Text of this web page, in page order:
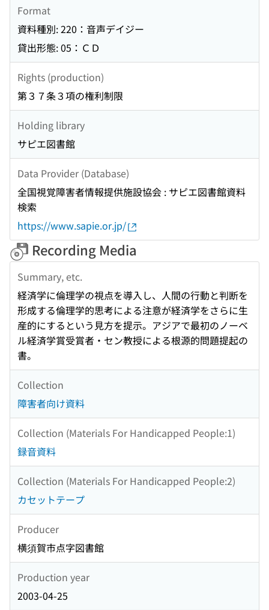
Format
資料種別: 220：音声デイジー
貸出形態: 05：ＣＤ
Rights (production)
第３７条３項の権利制限
Holding library
サピエ図書館
Data Provider (Database)
全国視覚障害者情報提供施設協会 : サピエ図書館資料
検索
https://www.sapie.or.jp/
Recording Media
Summary, etc.
経済学に倫理学の視点を導入し、人間の行動と判断を
形成する倫理学的思考による注意が経済学をさらに生
産的にするという見方を提示。アジアで最初のノーベ
ル経済学賞受賞者・セン教授による根源的問題提起の
書。
Collection
障害者向け資料
Collection (Materials For Handicapped People:1)
録音資料
Collection (Materials For Handicapped People:2)
カセットテープ
Producer
横須賀市点字図書館
Production year
2003-04-25